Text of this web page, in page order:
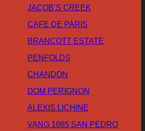
JACOB’S CREEK
CAFE DE PARIS
BRANCOTT ESTATE
PENFOLDS
CHANDON
DOM PERIGNON
ALEXIS LICHINE
VANG 1865 SAN PEDRO